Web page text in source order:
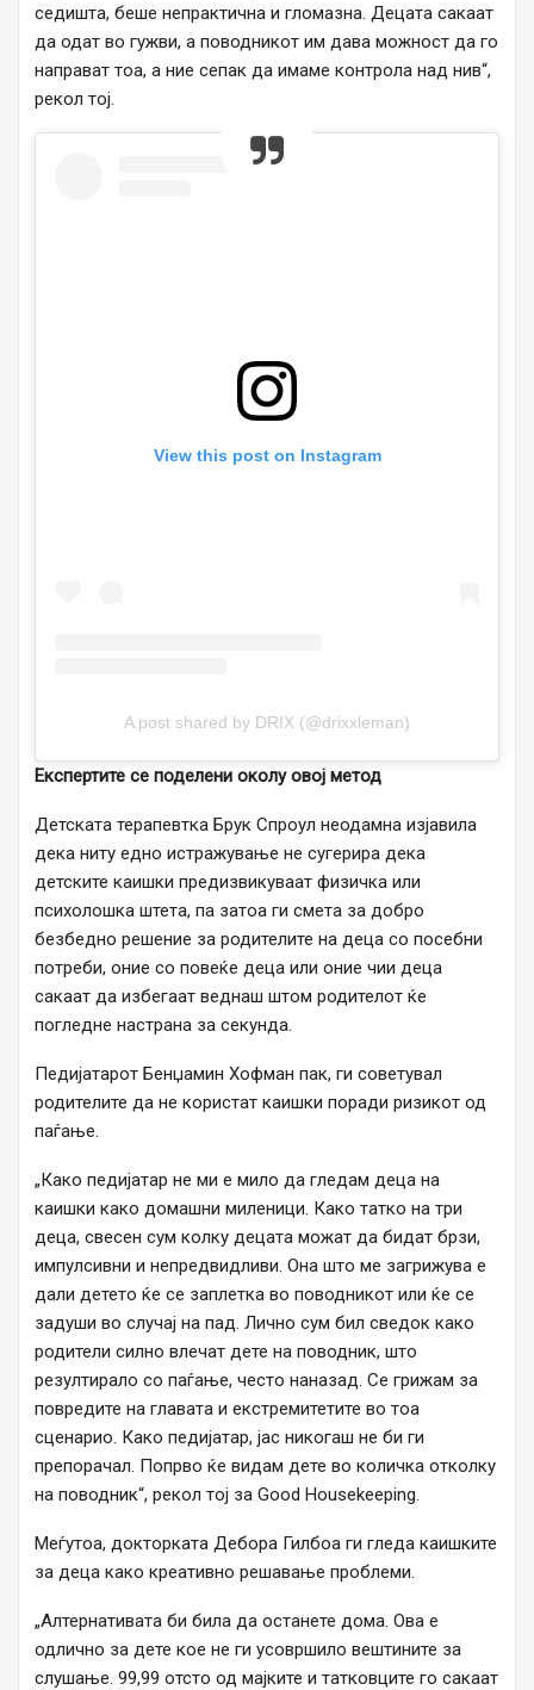
седишта, беше непрактична и гломазна. Децата сакаат
да одат во гужви, а поводникот им дава можност да го
направат тоа, а ние сепак да имаме контрола над нив“,
рекол тој.
View this post on Instagram
A post shared by DRIX (@drixxleman)
Експертите се поделени околу овој метод
Детската терапевтка Брук Спроул неодамна изјавила
дека ниту едно истражување не сугерира дека
детските каишки предизвикуваат физичка или
психолошка штета, па затоа ги смета за добро
безбедно решение за родителите на деца со посебни
потреби, оние со повеќе деца или оние чии деца
сакаат да избегаат веднаш штом родителот ќе
погледне настрана за секунда.
Педијатарот Бенџамин Хофман пак, ги советувал
родителите да не користат каишки поради ризикот од
паѓање.
„Како педијатар не ми е мило да гледам деца на
каишки како домашни миленици. Како татко на три
деца, свесен сум колку децата можат да бидат брзи,
импулсивни и непредвидливи. Она што ме загрижува е
дали детето ќе се заплетка во поводникот или ќе се
задуши во случај на пад. Лично сум бил сведок како
родители силно влечат дете на поводник, што
резултирало со паѓање, често наназад. Се грижам за
повредите на главата и екстремитетите во тоа
сценарио. Како педијатар, јас никогаш не би ги
препорачал. Попрво ќе видам дете во количка отколку
на поводник“, рекол тој за Good Housekeeping.
Меѓутоа, докторката Дебора Гилбоа ги гледа каишките
за деца како креативно решавање проблеми.
„Алтернативата би била да останете дома. Ова е
одлично за дете кое не ги усовршило вештините за
слушање. 99,99 отсто од мајките и татковците го сакаат